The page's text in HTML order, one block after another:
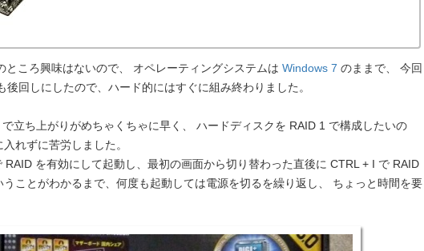
ところ興味はないので、 オペレーティングシステムは Windows 7 のままで、 今回
後回しにしたので、ハード的にはすぐに組み終わりました。
立ち上がりがめちゃくちゃに早く、 ハードディスクを RAID 1 で構成したいの
れずに苦労しました。
を有効にして起動し、最初の画面から切り替わった直後に CTRL + I で RAID
ことがわかるまで、何度も起動しては電源を切るを繰り返し、 ちょっと時間を要